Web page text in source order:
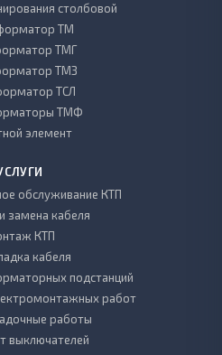
столбовой
ТМ
ТМГ
ТМЗ
ТСЛ
ТМФ
элемент
обслуживание КТП
замена кабеля
КТП
кабеля
подстанций
работ
работы
выключателей